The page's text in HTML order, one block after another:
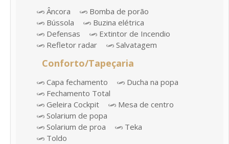
Âncora
Bomba de porão
Bússola
Buzina elétrica
Defensas
Extintor de Incendio
Refletor radar
Salvatagem
Conforto/Tapeçaria
Capa fechamento
Ducha na popa
Fechamento Total
Geleira Cockpit
Mesa de centro
Solarium de popa
Solarium de proa
Teka
Toldo